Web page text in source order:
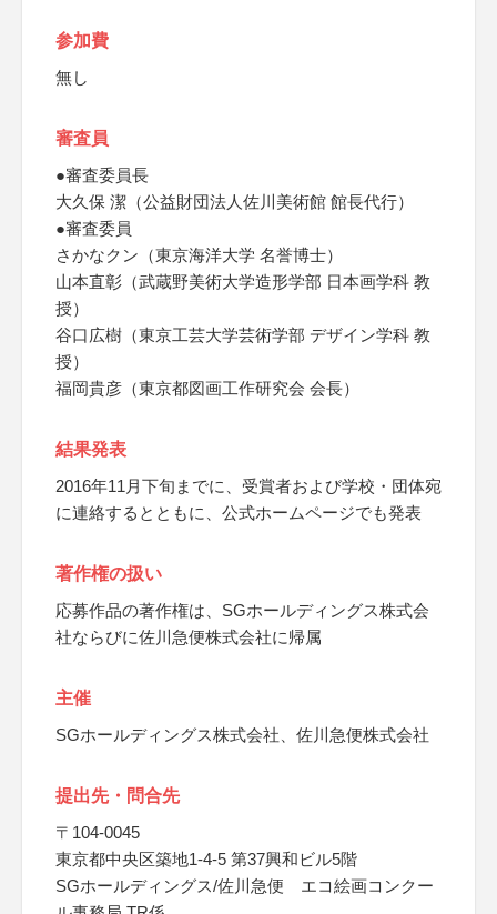
参加費
無し
審査員
●審査委員長
大久保 潔（公益財団法人佐川美術館 館長代行）
●審査委員
さかなクン（東京海洋大学 名誉博士）
山本直彰（武蔵野美術大学造形学部 日本画学科 教
授）
谷口広樹（東京工芸大学芸術学部 デザイン学科 教
授）
福岡貴彦（東京都図画工作研究会 会長）
結果発表
2016年11月下旬までに、受賞者および学校・団体宛
に連絡するとともに、公式ホームページでも発表
著作権の扱い
応募作品の著作権は、SGホールディングス株式会
社ならびに佐川急便株式会社に帰属
主催
SGホールディングス株式会社、佐川急便株式会社
提出先・問合先
〒104-0045
東京都中央区築地1-4-5 第37興和ビル5階
SGホールディングス/佐川急便 エコ絵画コンクー